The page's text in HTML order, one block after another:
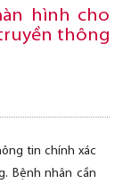
hình cho
thông
tin chính xác
Bệnh nhân cần